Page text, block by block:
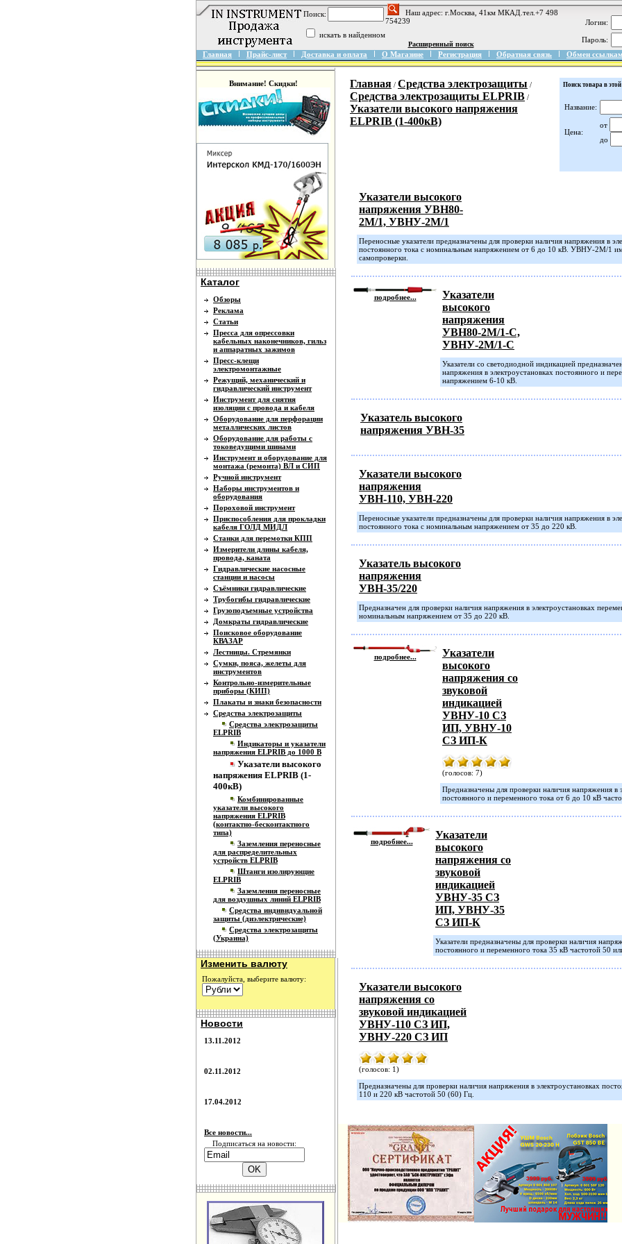
Поиск:
Наш адрес: г.Москва, 41км МКАД.тел.+7 498
754239
искать в найденном
Расширенный поиск
Логин:
Пароль:
Главная Прайс-лист Доставка и оплата О Магазине Регистрация Обратная связь Обмен
Внимание! Скидки!
Каталог
Обзоры
Реклама
Статьи
Пресса для опрессовки
кабельных наконечников, гильз
и аппаратных зажимов
Пресс-клещи
электромонтажные
Режущий, механический и
гидравлический инструмент
Инструмент для снятия
изоляции с провода и кабеля
Оборудование для перфорации
металлических листов
Оборудование для работы с
токоведущими шинами
Инструмент и оборудование для
монтажа (ремонта) ВЛ и СИП
Ручной инструмент
Наборы инструментов и
оборудования
Пороховой инструмент
Приспособления для прокладки
кабеля ГОЛД МИДЛ
Станки для перемотки КПП
Измерители длины кабеля,
провода, каната
Гидравлические насосные
станции и насосы
Съёмники гидравлические
Трубогибы гидравлические
Грузоподъемные устройства
Домкраты гидравлические
Поисковое оборудование
КВАЗАР
Лестницы. Стремянки
Сумки, пояса, желеты для
инструментов
Контрольно-измерительные
приборы (КИП)
Плакаты и знаки безопасности
Средства электрозащиты
Средства электрозащиты
ELPRIB
Индикаторы и указатели
напряжения ELPRIB до 1000 В
Указатели высокого
напряжения ELPRIB (1-
400кВ)
Комбинированные
указатели высокого
напряжения ELPRIB
(контактно-бесконтактного
типа)
Заземления переносные
для распределительных
устройств ELPRIB
Штанги изолирующие
ELPRIB
Заземления переносные
для воздушных линий ELPRIB
Средства индивидуальной
защиты (диэлектрические)
Средства электрозащиты
(Украина)
Изменить валюту
Пожалуйста, выберите валюту:
Новости
13.11.2012
02.11.2012
17.04.2012
Все новости...
Подписаться на новости:
Главная / Средства электрозащиты /
Средства электрозащиты ELPRIB /
Указатели высокого напряжения
ELPRIB (1-400кВ)
Поиск товара в
Название:
Цена:
от
до
Указатели высокого
напряжения УВН80-
2М/1, УВНУ-2М/1
Переносные указатели предназначены для проверки наличия напряжения в
постоянного тока с номинальным напряжением от 6 до 10 кВ. УВНУ-2М/1
самопроверки.
подробнее...
Указатели
высокого
напряжения
УВН80-2М/1-С,
УВНУ-2М/1-С
Указатели со светодиодной индикацией
напряжения в электроустановках постоянного и
напряжением 6-10 кВ.
Указатель высокого
напряжения УВН-35
Указатели высокого
напряжения
УВН-110, УВН-220
Переносные указатели предназначены для проверки наличия напряжения в
постоянного тока с номинальным напряжением от 35 до 220 кВ.
Указатель высокого
напряжения
УВН-35/220
Предназначен для проверки наличия напряжения в электроустановках
номинальным напряжением от 35 до 220 кВ.
подробнее...
Указатели
высокого
напряжения со
звуковой
индикацией
УВНУ-10 СЗ
ИП, УВНУ-10
СЗ ИП-К
(голосов: 7)
Предназначены для проверки наличия напряжения в
постоянного и переменного тока от 6 до 10 кВ
подробнее...
Указатели
высокого
напряжения со
звуковой
индикацией
УВНУ-35 СЗ
ИП, УВНУ-35
СЗ ИП-К
Указатели предназначены для проверки наличия
постоянного и переменного тока 35 кВ частотой 50
Указатели высокого
напряжения со
звуковой индикацией
УВНУ-110 СЗ ИП,
УВНУ-220 СЗ ИП
(голосов: 1)
Предназначены для проверки наличия напряжения в электроустановках
110 и 220 кВ частотой 50 (60) Гц.